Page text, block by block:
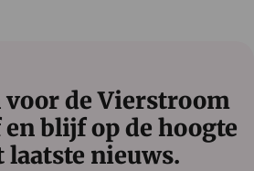
voor de Vierstroom
blijf op de hoogte
laatste nieuws.